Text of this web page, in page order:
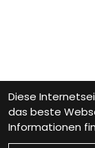
Diese
das beste
Informationen